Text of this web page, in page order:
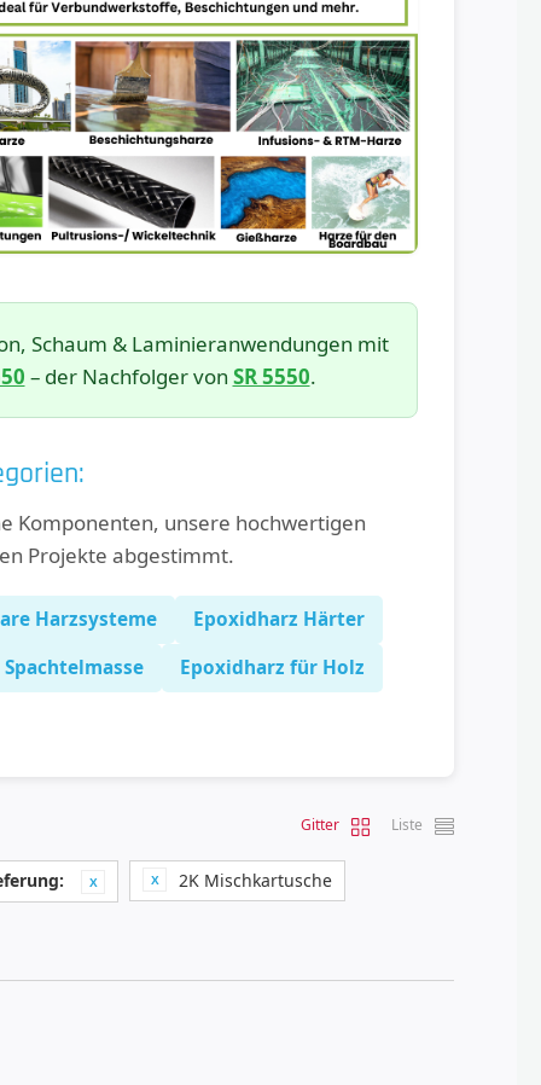
Schaum & Laminieranwendungen mit
– der Nachfolger von SR 5550.
Komponenten, unsere hochwertigen
Projekte abgestimmt.
Harzsysteme
Epoxidharz Härter
Spachtelmasse
Epoxidharz für Holz
Gitter Liste
2K Mischkartusche